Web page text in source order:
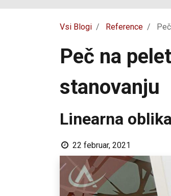
Vsi Blogi Reference
Peč na
stanovanju
Linearna oblika
22 februar, 2021